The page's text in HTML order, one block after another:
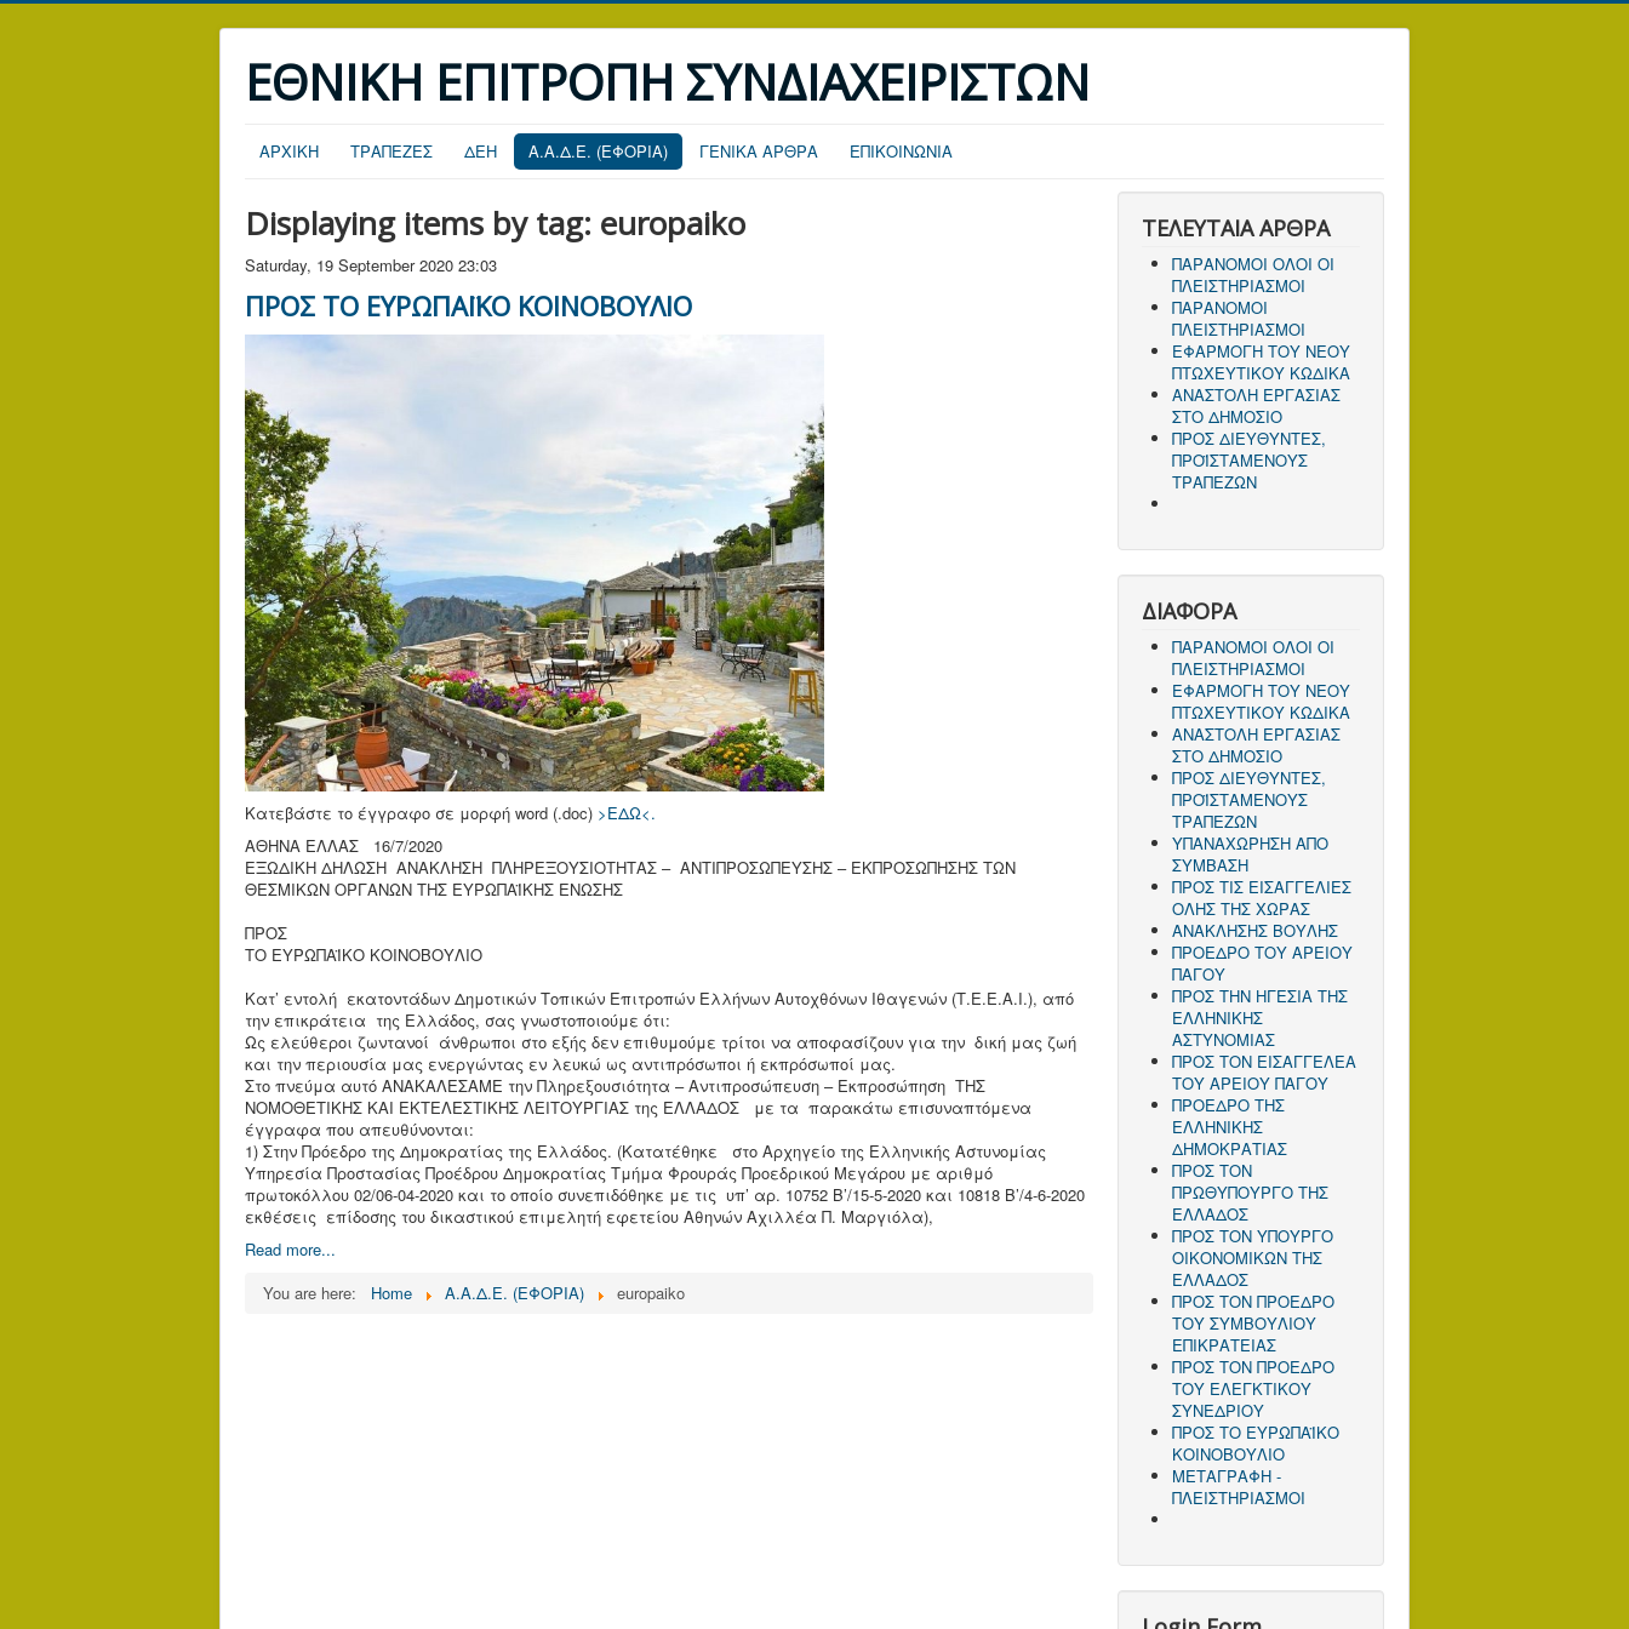
ΕΘΝΙΚΗ ΕΠΙΤΡΟΠΗ ΣΥΝΔΙΑΧΕΙΡΙΣΤΩΝ
ΑΡΧΙΚΗ ΤΡΑΠΕΖΕΣ ΔΕΗ Α.Α.Δ.Ε. (ΕΦΟΡΙΑ) ΓΕΝΙΚΑ ΑΡΘΡΑ ΕΠΙΚΟΙΝΩΝΙΑ
Displaying items by tag: europaiko
Saturday, 19 September 2020 23:03
ΠΡΟΣ ΤΟ ΕΥΡΩΠΑΪΚΟ ΚΟΙΝΟΒΟΥΛΙΟ
Κατεβάστε το έγγραφο σε μορφή word (.doc) >ΕΔΩ<.
ΑΘΗΝΑ ΕΛΛΑΣ 16/7/2020
ΕΞΩΔΙΚΗ ΔΗΛΩΣΗ ΑΝΑΚΛΗΣΗ ΠΛΗΡΕΞΟΥΣΙΟΤΗΤΑΣ – ΑΝΤΙΠΡΟΣΩΠΕΥΣΗΣ – ΕΚΠΡΟΣΩΠΗΣΗΣ ΤΩΝ
ΘΕΣΜΙΚΩΝ ΟΡΓΑΝΩΝ ΤΗΣ ΕΥΡΩΠΑΪΚΗΣ ΕΝΩΣΗΣ
ΠΡΟΣ
ΤΟ ΕΥΡΩΠΑΪΚΟ ΚΟΙΝΟΒΟΥΛΙΟ
Κατ’ εντολή εκατοντάδων Δημοτικών Τοπικών Επιτροπών Ελλήνων Αυτοχθόνων Ιθαγενών (Τ.Ε.Ε.Α.Ι.), από
την επικράτεια της Ελλάδος, σας γνωστοποιούμε ότι:
Ως ελεύθεροι ζωντανοί άνθρωποι στο εξής δεν επιθυμούμε τρίτοι να αποφασίζουν για την δική μας ζωή
και την περιουσία μας ενεργώντας εν λευκώ ως αντιπρόσωποι ή εκπρόσωποί μας.
Στο πνεύμα αυτό ΑΝΑΚΑΛΕΣΑΜΕ την Πληρεξουσιότητα – Αντιπροσώπευση – Εκπροσώπηση ΤΗΣ
ΝΟΜΟΘΕΤΙΚΗΣ ΚΑΙ ΕΚΤΕΛΕΣΤΙΚΗΣ ΛΕΙΤΟΥΡΓΙΑΣ της ΕΛΛΑΔΟΣ με τα παρακάτω επισυναπτόμενα
έγγραφα που απευθύνονται:
1) Στην Πρόεδρο της Δημοκρατίας της Ελλάδος. (Κατατέθηκε στο Αρχηγείο της Ελληνικής Αστυνομίας
Υπηρεσία Προστασίας Προέδρου Δημοκρατίας Τμήμα Φρουράς Προεδρικού Μεγάρου με αριθμό
πρωτοκόλλου 02/06-04-2020 και το οποίο συνεπιδόθηκε με τις υπ’ αρ. 10752 Β’/15-5-2020 και 10818 Β’/4-6-2020
εκθέσεις επίδοσης του δικαστικού επιμελητή εφετείου Αθηνών Αχιλλέα Π. Μαργιόλα),
Read more...
You are here:
Home Α.Α.Δ.Ε. (ΕΦΟΡΙΑ) europaiko
ΤΕΛΕΥΤΑΙΑ ΑΡΘΡΑ
ΠΑΡΑΝΟΜΟΙ ΟΛΟΙ ΟΙ
ΠΛΕΙΣΤΗΡΙΑΣΜΟΙ
ΠΑΡΑΝΟΜΟΙ
ΠΛΕΙΣΤΗΡΙΑΣΜΟΙ
ΕΦΑΡΜΟΓΗ ΤΟΥ ΝΕΟΥ
ΠΤΩΧΕΥΤΙΚΟΥ ΚΩΔΙΚΑ
ΑΝΑΣΤΟΛΗ ΕΡΓΑΣΙΑΣ
ΣΤΟ ΔΗΜΟΣΙΟ
ΠΡΟΣ ΔΙΕΥΘΥΝΤΕΣ,
ΠΡΟΪΣΤΑΜΕΝΟΥΣ
ΤΡΑΠΕΖΩΝ
ΔΙΑΦΟΡΑ
ΠΑΡΑΝΟΜΟΙ ΟΛΟΙ ΟΙ
ΠΛΕΙΣΤΗΡΙΑΣΜΟΙ
ΕΦΑΡΜΟΓΗ ΤΟΥ ΝΕΟΥ
ΠΤΩΧΕΥΤΙΚΟΥ ΚΩΔΙΚΑ
ΑΝΑΣΤΟΛΗ ΕΡΓΑΣΙΑΣ
ΣΤΟ ΔΗΜΟΣΙΟ
ΠΡΟΣ ΔΙΕΥΘΥΝΤΕΣ,
ΠΡΟΪΣΤΑΜΕΝΟΥΣ
ΤΡΑΠΕΖΩΝ
ΥΠΑΝΑΧΩΡΗΣΗ ΑΠΟ
ΣΥΜΒΑΣΗ
ΠΡΟΣ ΤΙΣ ΕΙΣΑΓΓΕΛΙΕΣ
ΟΛΗΣ ΤΗΣ ΧΩΡΑΣ
ΑΝΑΚΛΗΣΗΣ ΒΟΥΛΗΣ
ΠΡΟΕΔΡΟ ΤΟΥ ΑΡΕΙΟΥ
ΠΑΓΟΥ
ΠΡΟΣ ΤΗΝ ΗΓΕΣΙΑ ΤΗΣ
ΕΛΛΗΝΙΚΗΣ
ΑΣΤΥΝΟΜΙΑΣ
ΠΡΟΣ ΤΟΝ ΕΙΣΑΓΓΕΛΕΑ
ΤΟΥ ΑΡΕΙΟΥ ΠΑΓΟΥ
ΠΡΟΕΔΡΟ ΤΗΣ
ΕΛΛΗΝΙΚΗΣ
ΔΗΜΟΚΡΑΤΙΑΣ
ΠΡΟΣ ΤΟΝ
ΠΡΩΘΥΠΟΥΡΓΟ ΤΗΣ
ΕΛΛΑΔΟΣ
ΠΡΟΣ TΟΝ ΥΠΟΥΡΓΟ
ΟΙΚΟΝΟΜΙΚΩΝ ΤΗΣ
ΕΛΛΑΔΟΣ
ΠΡΟΣ ΤΟΝ ΠΡΟΕΔΡΟ
ΤΟΥ ΣΥΜΒΟΥΛΙΟΥ
ΕΠΙΚΡΑΤΕΙΑΣ
ΠΡΟΣ ΤΟΝ ΠΡΟΕΔΡΟ
ΤΟΥ ΕΛΕΓΚΤΙΚΟΥ
ΣΥΝΕΔΡΙΟΥ
ΠΡΟΣ ΤΟ ΕΥΡΩΠΑΪΚΟ
ΚΟΙΝΟΒΟΥΛΙΟ
ΜΕΤΑΓΡΑΦΗ -
ΠΛΕΙΣΤΗΡΙΑΣΜΟΙ